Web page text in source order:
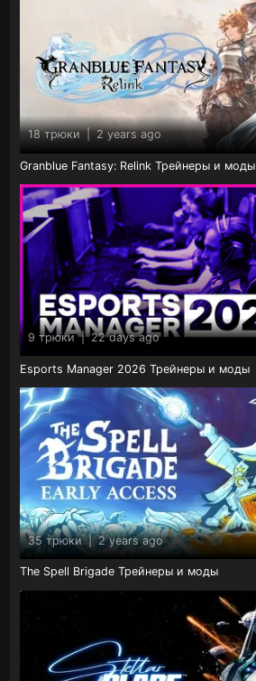
18 трюки | 2 years ago
Granblue Fantasy: Relink Трейнеры и моды
9 трюки | 22 days ago
Esports Manager 2026 Трейнеры и моды
35 трюки | 2 years ago
The Spell Brigade Трейнеры и моды